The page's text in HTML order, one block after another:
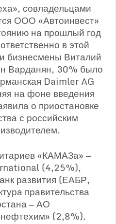
совладельцами
ООО «Автоинвест»
на прошлый год
в этой
бизнесмены Виталий
Варданян, 30% было
Daimler AG
на фоне введения
о приостановке
с российским
«КАМАЗа» —
(4,25%),
развития (ЕАБР,
правительства
— АО
(2,8%).